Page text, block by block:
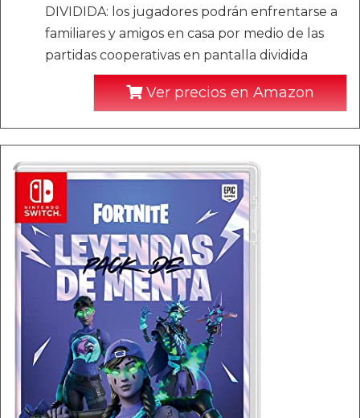
DIVIDIDA: los jugadores podrán enfrentarse a
familiares y amigos en casa por medio de las
partidas cooperativas en pantalla dividida
Ver precios en Amazon